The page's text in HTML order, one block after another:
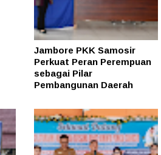
Jambore PKK Samosir
Perkuat Peran Perempuan
sebagai Pilar
Pembangunan Daerah